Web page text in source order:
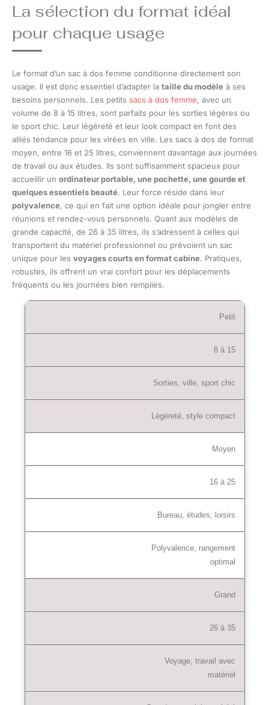
La sélection du format idéal
pour chaque usage
Le format d’un sac à dos femme conditionne directement son
usage. Il est donc essentiel d’adapter la taille du modèle à ses
besoins personnels. Les petits sacs à dos femme, avec un
volume de 8 à 15 litres, sont parfaits pour les sorties légères ou
le sport chic. Leur légèreté et leur look compact en font des
alliés tendance pour les virées en ville. Les sacs à dos de format
moyen, entre 16 et 25 litres, conviennent davantage aux journées
de travail ou aux études. Ils sont suffisamment spacieux pour
accueillir un ordinateur portable, une pochette, une gourde et
quelques essentiels beauté. Leur force réside dans leur
polyvalence, ce qui en fait une option idéale pour jongler entre
réunions et rendez-vous personnels. Quant aux modèles de
grande capacité, de 26 à 35 litres, ils s’adressent à celles qui
transportent du matériel professionnel ou prévoient un sac
unique pour les voyages courts en format cabine. Pratiques,
robustes, ils offrent un vrai confort pour les déplacements
fréquents ou les journées bien remplies.
Petit
8 à 15
Sorties, ville, sport chic
Légèreté, style compact
Moyen
16 à 25
Bureau, études, loisirs
Polyvalence, rangement
optimal
Grand
26 à 35
Voyage, travail avec
matériel